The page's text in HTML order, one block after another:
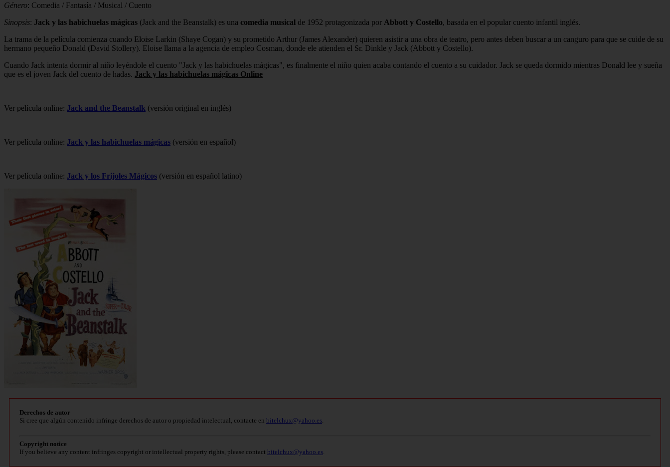
Género: Comedia / Fantasía / Musical / Cuento
Sinopsis: Jack y las habichuelas mágicas (Jack and the Beanstalk) es una comedia musical de 1952 protagonizada por Abbott y Costello, basada en el popular cuento infantil inglés.
La trama de la película comienza cuando Eloise Larkin (Shaye Cogan) y su prometido Arthur (James Alexander) quieren asistir a una obra de teatro, pero antes deben buscar a un canguro para que se cuide de su
hermano pequeño Donald (David Stollery). Eloise llama a la agencia de empleo Cosman, donde ele atienden el Sr. Dinkle y Jack (Abbott y Costello).
Cuando Jack intenta dormir al niño leyéndole el cuento "Jack y las habichuelas mágicas", es finalmente el niño quien acaba contando el cuento a su cuidador. Jack se queda dormido mientras Donald lee y sueña
que es el joven Jack del cuento de hadas. Jack y las habichuelas mágicas Online
Ver película online: Jack and the Beanstalk (versión original en inglés)
Ver película online: Jack y las habichuelas mágicas (versión en español)
Ver película online: Jack y los Frijoles Mágicos (versión en español latino)
Derechos de autor
Si cree que algún contenido infringe derechos de autor o propiedad intelectual, contacte en bitelchux@yahoo.es
Copyright notice
If you believe any content infringes copyright or intellectual property rights, please contact bitelchux@yahoo.es